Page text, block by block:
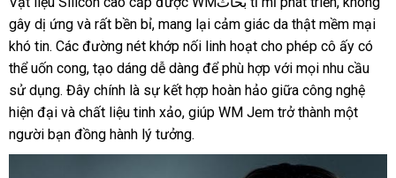
gây dị ứng và rất bền bỉ, mang lại cảm giác da thật mềm mại
khó tin. Các đường nét khớp nối linh hoạt cho phép cô ấy có
thể uốn cong, tạo dáng dễ dàng để phù hợp với mọi nhu cầu
sử dụng. Đây chính là sự kết hợp hoàn hảo giữa công nghệ
hiện đại và chất liệu tinh xảo, giúp WM Jem trở thành một
người bạn đồng hành lý tưởng.